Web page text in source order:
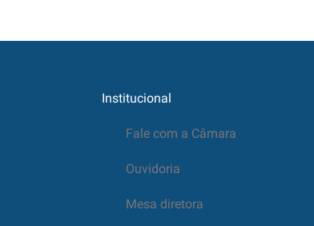
Institucional
Fale com a Câmara
Ouvidoria
Mesa diretora